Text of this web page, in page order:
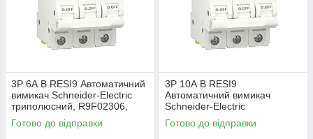
3P 6А B RESI9 Автоматичний
вимикач Schneider-Electric
триполюсний, R9F02306,
модульний Шнайдер автомат
Готово до відправки
3P 10А B RESI9
Автоматичний вимикач
Schneider-Electric
триполюсний, R9F02310,
модульний Шнайдер автомат
Готово до відправки